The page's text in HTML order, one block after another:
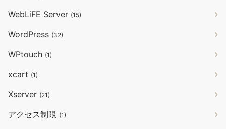
WebLiFE Server (15)
WordPress (32)
WPtouch (1)
xcart (1)
Xserver (21)
アクセス制限 (1)